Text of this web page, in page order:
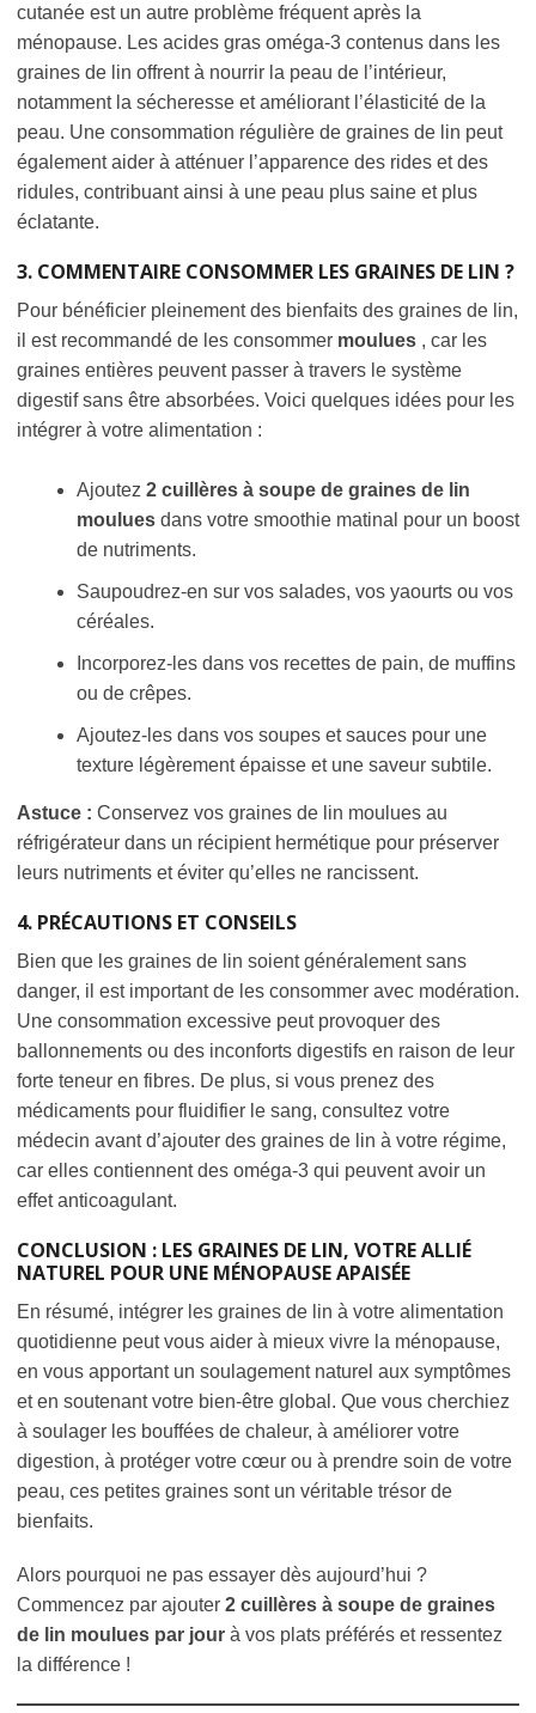
cutanée est un autre problème fréquent après la
ménopause. Les acides gras oméga-3 contenus dans les
graines de lin offrent à nourrir la peau de l’intérieur,
notamment la sécheresse et améliorant l’élasticité de la
peau. Une consommation régulière de graines de lin peut
également aider à atténuer l’apparence des rides et des
ridules, contribuant ainsi à une peau plus saine et plus
éclatante.
3. COMMENTAIRE CONSOMMER LES GRAINES DE LIN ?
Pour bénéficier pleinement des bienfaits des graines de lin,
il est recommandé de les consommer moulues , car les
graines entières peuvent passer à travers le système
digestif sans être absorbées. Voici quelques idées pour les
intégrer à votre alimentation :
Ajoutez 2 cuillères à soupe de graines de lin
moulues dans votre smoothie matinal pour un boost
de nutriments.
Saupoudrez-en sur vos salades, vos yaourts ou vos
céréales.
Incorporez-les dans vos recettes de pain, de muffins
ou de crêpes.
Ajoutez-les dans vos soupes et sauces pour une
texture légèrement épaisse et une saveur subtile.
Astuce : Conservez vos graines de lin moulues au
réfrigérateur dans un récipient hermétique pour préserver
leurs nutriments et éviter qu’elles ne rancissent.
4. PRÉCAUTIONS ET CONSEILS
Bien que les graines de lin soient généralement sans
danger, il est important de les consommer avec modération.
Une consommation excessive peut provoquer des
ballonnements ou des inconforts digestifs en raison de leur
forte teneur en fibres. De plus, si vous prenez des
médicaments pour fluidifier le sang, consultez votre
médecin avant d’ajouter des graines de lin à votre régime,
car elles contiennent des oméga-3 qui peuvent avoir un
effet anticoagulant.
CONCLUSION : LES GRAINES DE LIN, VOTRE ALLIÉ
NATUREL POUR UNE MÉNOPAUSE APAISÉE
En résumé, intégrer les graines de lin à votre alimentation
quotidienne peut vous aider à mieux vivre la ménopause,
en vous apportant un soulagement naturel aux symptômes
et en soutenant votre bien-être global. Que vous cherchiez
à soulager les bouffées de chaleur, à améliorer votre
digestion, à protéger votre cœur ou à prendre soin de votre
peau, ces petites graines sont un véritable trésor de
bienfaits.
Alors pourquoi ne pas essayer dès aujourd’hui ?
Commencez par ajouter 2 cuillères à soupe de graines
de lin moulues par jour à vos plats préférés et ressentez
la différence !